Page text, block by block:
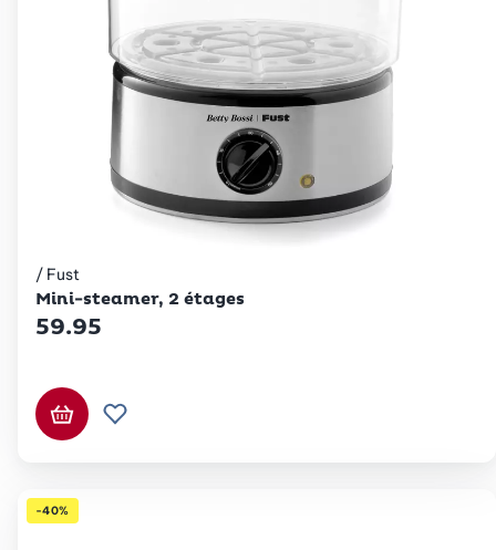
Betty Bossi
/ Fust
Mini-steamer, 2 étages
59.95
Ajouter au panier
Ajouter à la liste de souhaits.
-40%